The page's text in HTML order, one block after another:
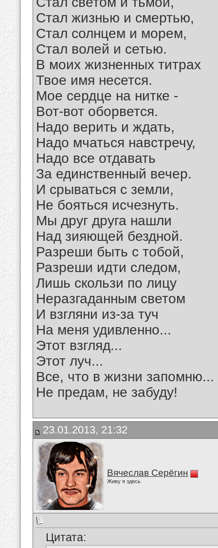
Стал жизнью и смертью,
Стал солнцем и морем,
Стал волей и сетью.
В моих жизненных титрах
Твое имя несется.
Мое сердце на нитке -
Вот-вот оборвется.
Надо верить и ждать,
Надо мчаться навстречу,
Надо все отдавать
За единственный вечер.
И срываться с земли,
Не бояться исчезнуть.
Мы друг друга нашли
Над зияющей бездной.
Разреши быть с тобой,
Разреши идти следом,
Лишь скользи по лицу
Неразгаданным светом
И взгляни из-за туч
На меня удивленно...
Этот взгляд...
Этот луч...
Все, что в жизни запомню...
Не предам, не забуду!
23.01.2013, 21:32
Вячеслав Серёгин
Живу я здесь
Цитата: